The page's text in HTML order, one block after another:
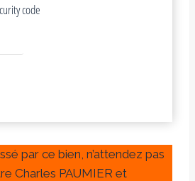
code
par ce bien, n’attendez pas
Charles PAUMIER et